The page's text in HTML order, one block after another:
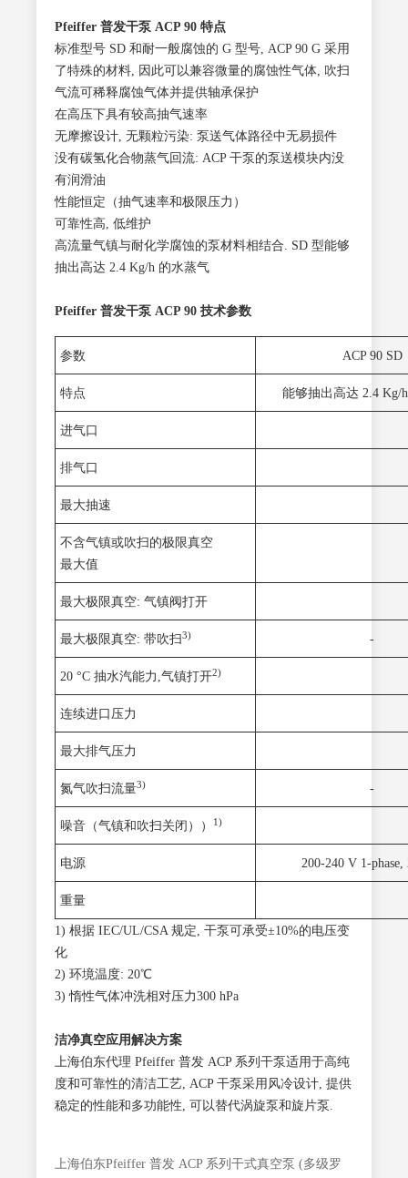
Pfeiffer 普发干泵 ACP 90 特点
标准型号 SD 和耐一般腐蚀的 G 型号, ACP 90 G 采用
了特殊的材料, 因此可以兼容微量的腐蚀性气体, 吹扫
气流可稀释腐蚀气体并提供轴承保护
在高压下具有较高抽气速率
无摩擦设计, 无颗粒污染: 泵送气体路径中无易损件
没有碳氢化合物蒸气回流: ACP 干泵的泵送模块内没
有润滑油
性能恒定（抽气速率和极限压力）
可靠性高, 低维护
高流量气镇与耐化学腐蚀的泵材料相结合. SD 型能够
抽出高达 2.4 Kg/h 的水蒸气
Pfeiffer 普发干泵 ACP 90 技术参数
参数 ACP 90 SD
特点 能够抽出高达 2.4 Kg/
进气口
排气口
最大抽速
不含气镇或吹扫的极限真空
最大值
最大极限真空: 气镇阀打开
最大极限真空: 带吹扫3) -
20 °C 抽水汽能力,气镇打开2)
连续进口压力
最大排气压力
氮气吹扫流量3) -
噪音（气镇和吹扫关闭）） 1)
电源 200-240 V 1-phase,
重量
1) 根据 IEC/UL/CSA 规定, 干泵可承受±10%的电压变
化
2) 环境温度: 20℃
3) 惰性气体冲洗相对压力300 hPa
洁净真空应用解决方案
上海伯东代理 Pfeiffer 普发 ACP 系列干泵适用于高纯
度和可靠性的清洁工艺, ACP 干泵采用风冷设计, 提供
稳定的性能和多功能性, 可以替代涡旋泵和旋片泵.
上海伯东Pfeiffer 普发 ACP 系列干式真空泵 (多级罗